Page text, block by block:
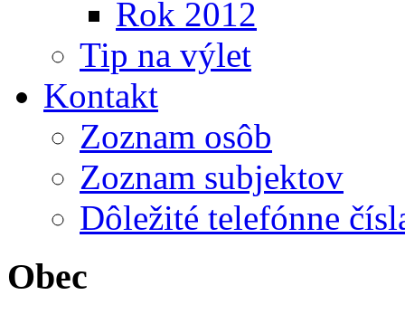
Rok 2012
Tip na výlet
Kontakt
Zoznam osôb
Zoznam subjektov
Dôležité telefónne
Obec